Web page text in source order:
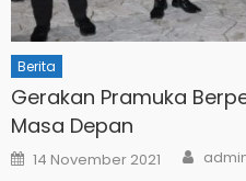
Berita
Gerakan Pramuka
Masa Depan
Posted
on
14 November 2021